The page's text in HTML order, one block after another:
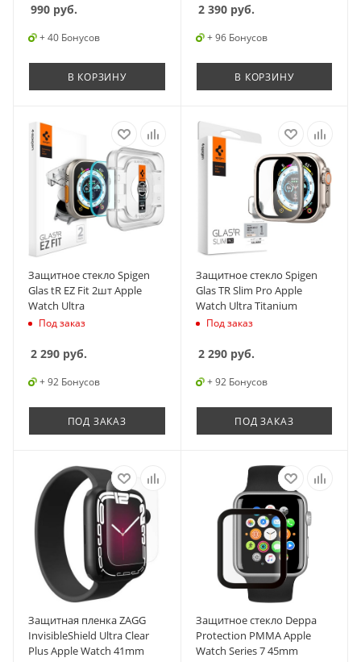
990 руб.
+ 40 Бонусов
В КОРЗИНУ
2 390руб.
+ 96 Бонусов
В КОРЗИНУ
Защитное стекло Spigen
Glas tR EZ Fit 2шт Apple
Watch Ultra
Под заказ
2 290 руб.
+ 92 Бонусов
ПОД ЗАКАЗ
Защитное стекло Spigen
Glas TR Slim Pro Apple
Watch Ultra Titanium
Под заказ
2 290руб.
+ 92 Бонусов
ПОД ЗАКАЗ
Защитная пленка ZAGG
InvisibleShield Ultra Clear
Plus Apple Watch 41mm
Защитное стекло Deppa
Protection PMMA Apple
Watch Series 7 45mm